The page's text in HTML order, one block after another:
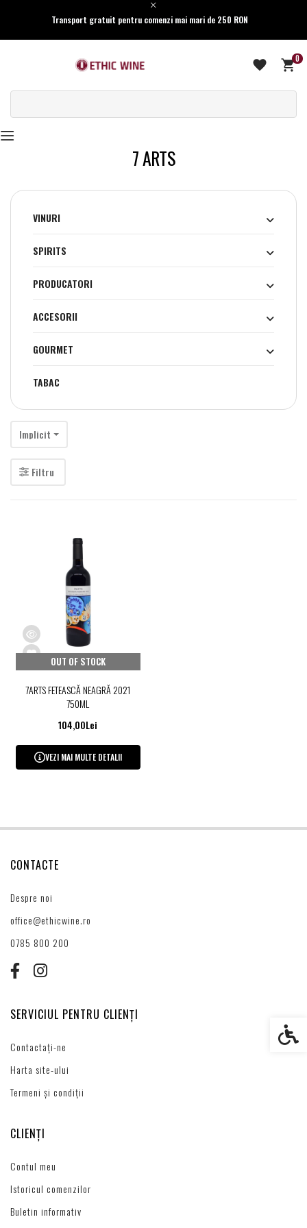
Transport gratuit pentru comenzi mai mari de 250 RON
0
7 ARTS
VINURI
SPIRITS
PRODUCATORI
ACCESORII
GOURMET
TABAC
Implicit
Filtru
OUT OF STOCK
7ARTS FETEASCĂ NEAGRĂ 2021
750ML
104,00Lei
VEZI MAI MULTE DETALII
CONTACTE
Despre noi
office@ethicwine.ro
0785 800 200
SERVICIUL PENTRU CLIENȚI
Contactați-ne
Harta site-ului
Termeni și condiții
CLIENȚI
Contul meu
Istoricul comenzilor
Buletin informativ
Setări